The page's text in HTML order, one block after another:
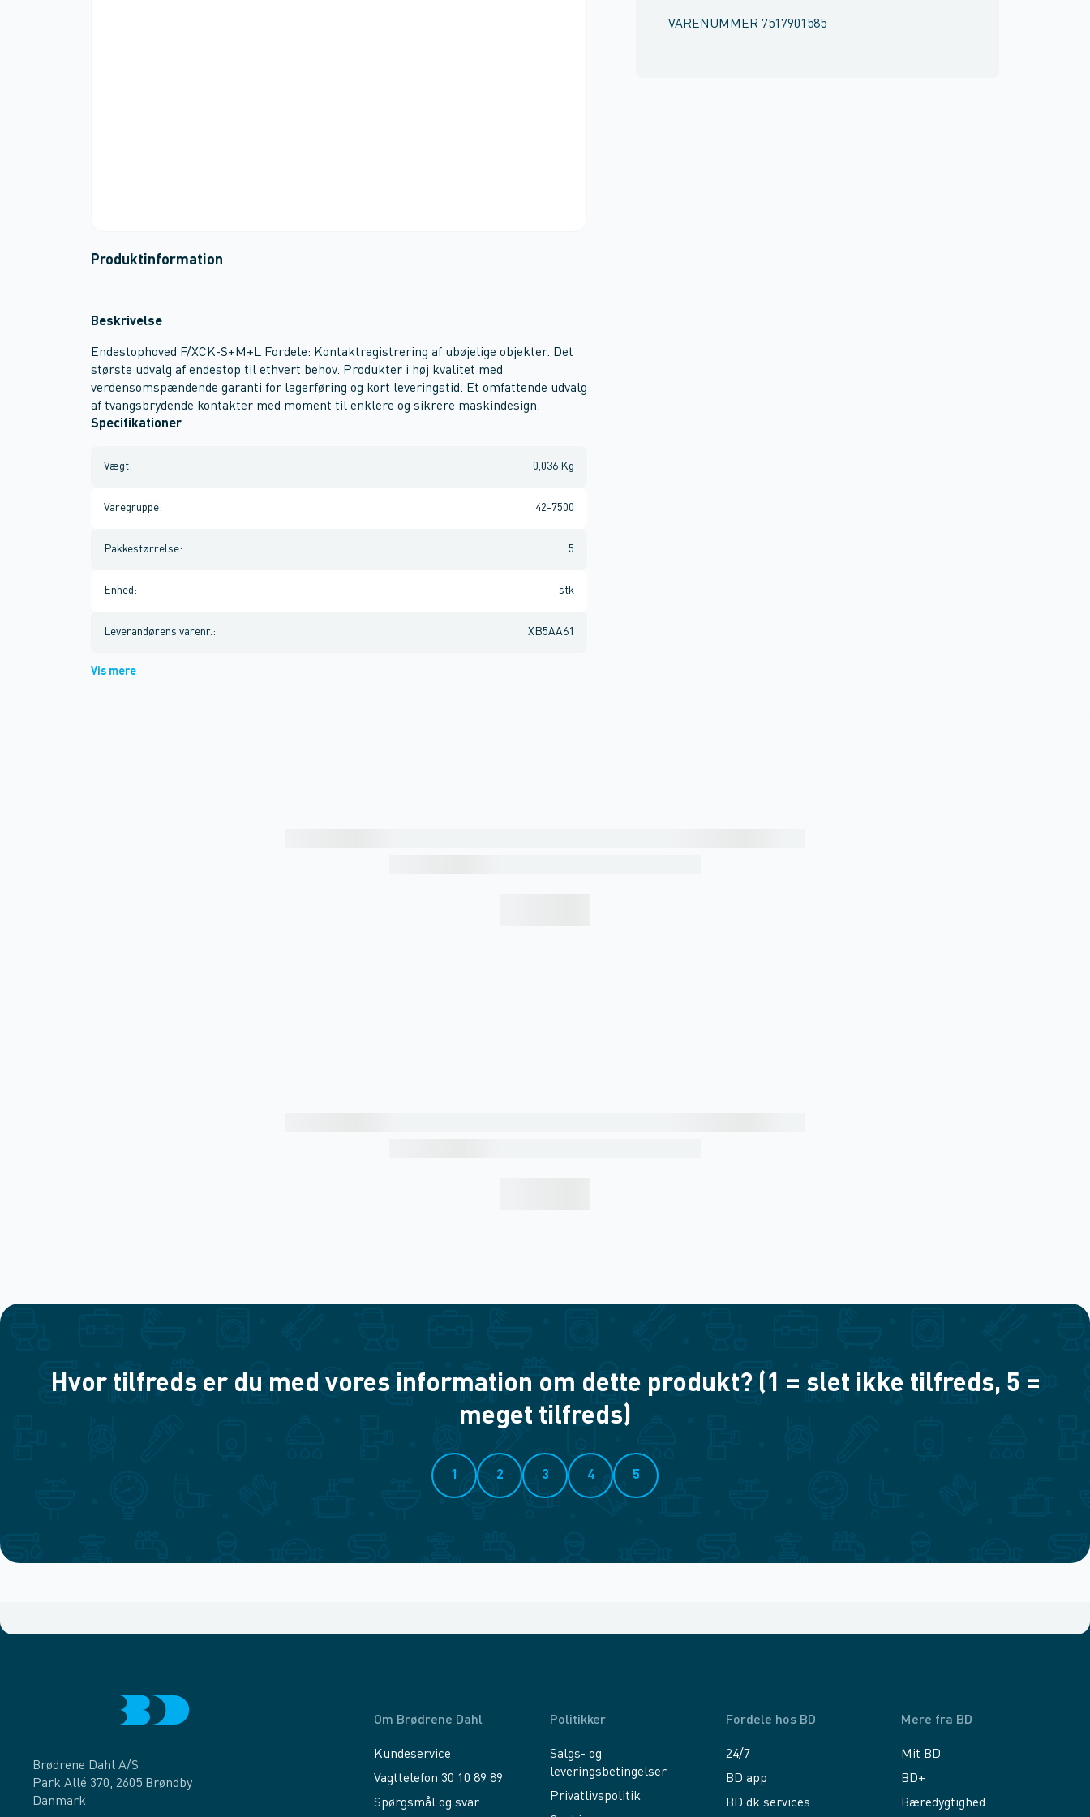
VARENUMMER 7517901585
Produktinformation
Beskrivelse
Endestophoved F/XCK-S+M+L Fordele: Kontaktregistrering af ubøjelige objekter. Det
største udvalg af endestop til ethvert behov. Produkter i høj kvalitet med
verdensomspændende garanti for lagerføring og kort leveringstid. Et omfattende udvalg
af tvangsbrydende kontakter med moment til enklere og sikrere maskindesign.
Specifikationer
Vægt: 0,036 Kg
Varegruppe: 42-7500
Pakkestørrelse: 5
Enhed : stk
Leverandørens varenr. : XB5AA61
Vis mere
Hvor tilfreds er du med vores information om dette produkt? (1 = slet ikke tilfreds, 5 =
meget tilfreds)
1 2 3 4 5
Brødrene Dahl A/S
Park Allé 370, 2605 Brøndby
Danmark
Om Brødrene Dahl
Kundeservice
Vagttelefon 30 10 89 89
Spørgsmål og svar
Politikker
Salgs- og
leveringsbetingelser
Privatlivspolitik
Fordele hos BD
24/7
BD app
BD.dk services
Mere fra BD
Mit BD
BD+
Bæredygtighed